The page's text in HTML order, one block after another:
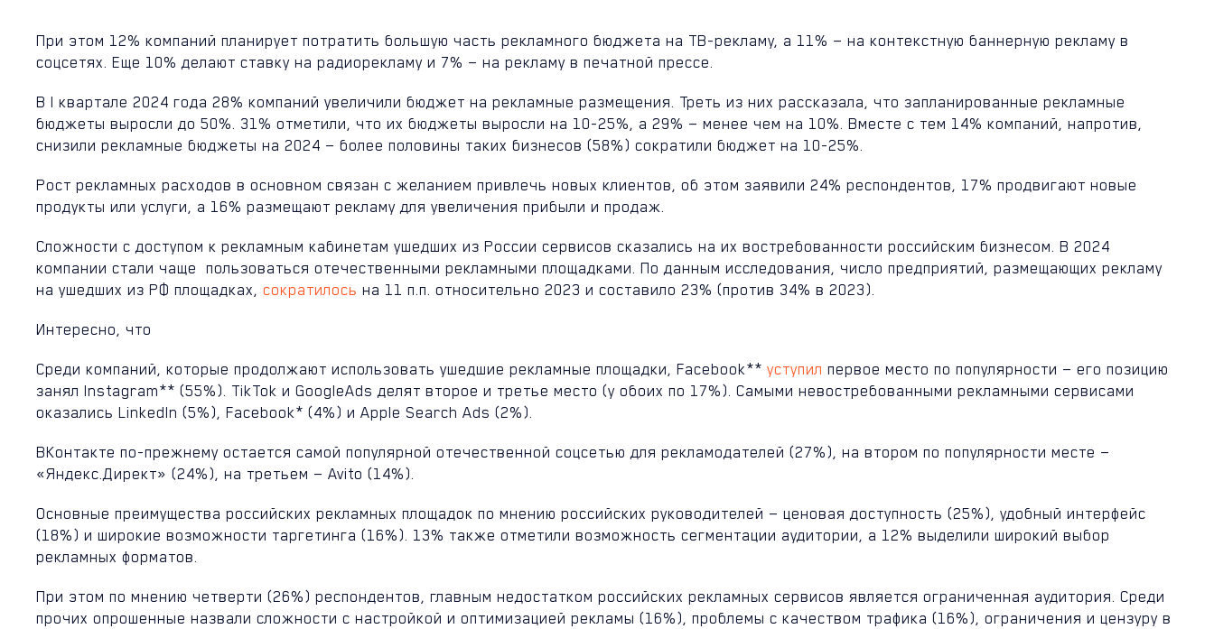
При этом 12% компаний планирует потратить большую часть рекламного бюджета на ТВ-рекламу, а 11% — на контекстную баннерную рекламу в
соцсетях. Еще 10% делают ставку на радиорекламу и 7% — на рекламу в печатной прессе.
В I квартале 2024 года 28% компаний увеличили бюджет на рекламные размещения. Треть из них рассказала, что запланированные рекламные
бюджеты выросли до 50%. 31% отметили, что их бюджеты выросли на 10-25%, а 29% — менее чем на 10%. Вместе с тем 14% компаний, напротив,
снизили рекламные бюджеты на 2024 — более половины таких бизнесов (58%) сократили бюджет на 10-25%.
Рост рекламных расходов в основном связан с желанием привлечь новых клиентов, об этом заявили 24% респондентов, 17% продвигают новые
продукты или услуги, а 16% размещают рекламу для увеличения прибыли и продаж.
Сложности с доступом к рекламным кабинетам ушедших из России сервисов сказались на их востребованности российским бизнесом. В 2024
компании стали чаще пользоваться отечественными рекламными площадками. По данным исследования, число предприятий, размещающих рекламу
на ушедших из РФ площадках, сократилось на 11 п.п. относительно 2023 и составило 23% (против 34% в 2023).
Интересно, что
Среди компаний, которые продолжают использовать ушедшие рекламные площадки, Facebook** уступил первое место по популярности — его позицию
занял Instagram** (55%). TikTok и GoogleAds делят второе и третье место (у обоих по 17%). Самыми невостребованными рекламными сервисами
оказались LinkedIn (5%), Facebook* (4%) и Apple Search Ads (2%).
ВКонтакте по-прежнему остается самой популярной отечественной соцсетью для рекламодателей (27%), на втором по популярности месте —
«Яндекс.Директ» (24%), на третьем — Avito (14%).
Основные преимущества российских рекламных площадок по мнению российских руководителей — ценовая доступность (25%), удобный интерфейс
(18%) и широкие возможности таргетинга (16%). 13% также отметили возможность сегментации аудитории, а 12% выделили широкий выбор
рекламных форматов.
При этом по мнению четверти (26%) респондентов, главным недостатком российских рекламных сервисов является ограниченная аудитория. Среди
прочих опрошенные назвали сложности с настройкой и оптимизацией рекламы (16%), проблемы с качеством трафика (16%), ограничения и цензуру в